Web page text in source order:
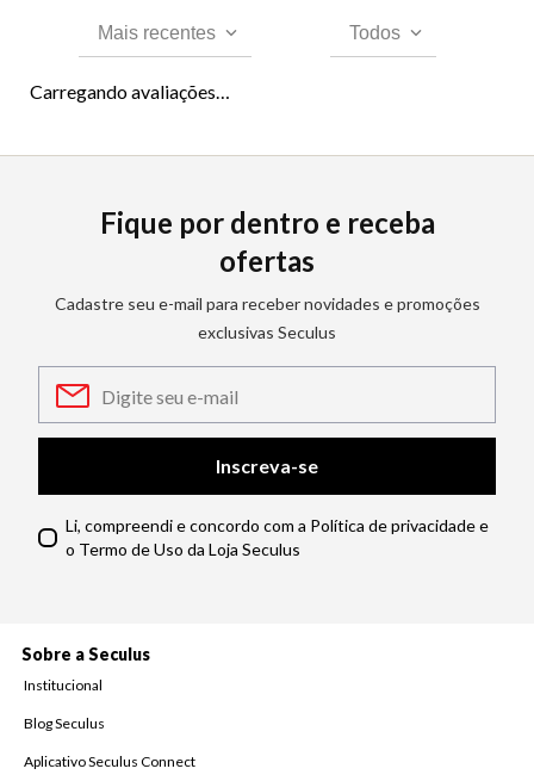
Mais recentes Todos
Carregando avaliações…
Fique por dentro e receba
ofertas
Cadastre seu e-mail para receber novidades e promoções
exclusivas Seculus
Inscreva-se
Li, compreendi e concordo com a Política de privacidade e
o Termo de Uso da Loja Seculus
Sobre a Seculus
Institucional
Blog Seculus
Aplicativo Seculus Connect